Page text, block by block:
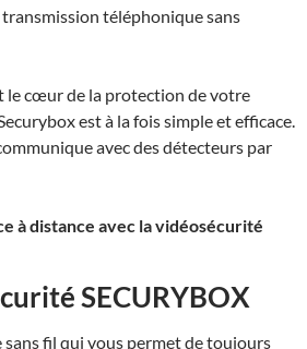
transmission téléphonique sans
le cœur de la protection de votre
est à la fois simple et efficace.
avec des détecteurs par
à distance avec la vidéosécurité
SECURYBOX